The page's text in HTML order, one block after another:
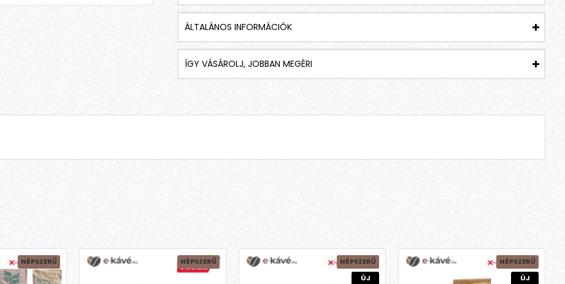
ÁLTALÁNOS INFORMÁCIÓK
ÍGY VÁSÁROLJ, JOBBAN MEGÉRI
NÉPSZERŰ NÉPSZERŰ
NÉPSZERŰ
ÚJ
NÉPSZERŰ
ÚJ